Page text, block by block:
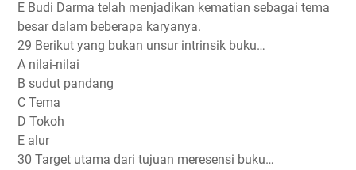
E Budi Darma telah menjadikan kematian sebagai tema
besar dalam beberapa karyanya.
29 Berikut yang bukan unsur intrinsik buku…
A nilai-nilai
B sudut pandang
C Tema
D Tokoh
E alur
30 Target utama dari tujuan meresensi buku…